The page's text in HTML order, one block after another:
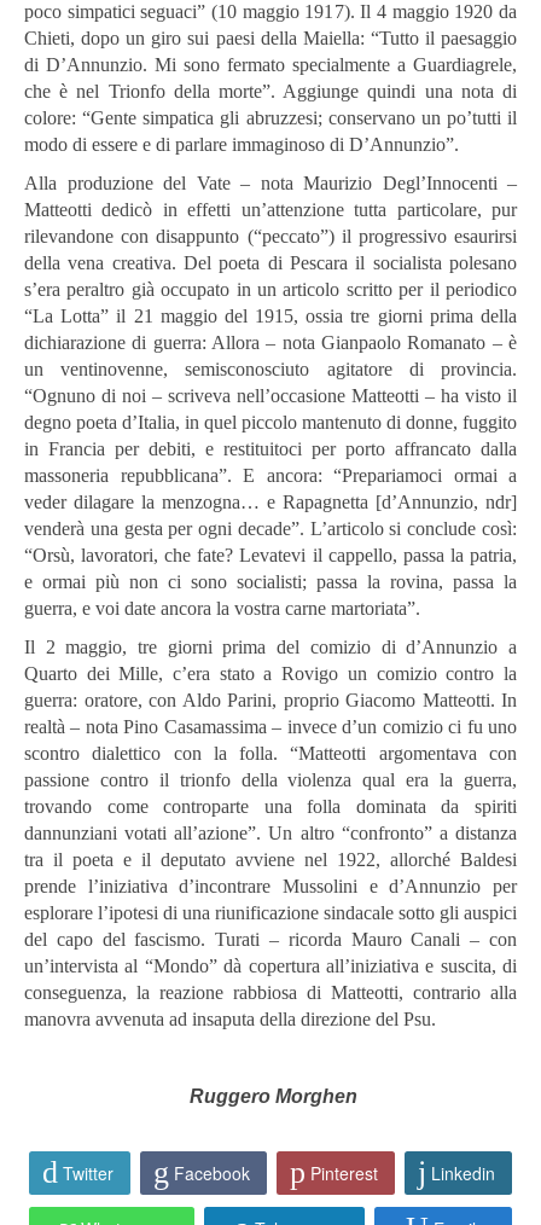
poco simpatici seguaci” (10 maggio 1917). Il 4 maggio 1920 da
Chieti, dopo un giro sui paesi della Maiella: “Tutto il paesaggio
di D’Annunzio. Mi sono fermato specialmente a Guardiagrele,
che è nel Trionfo della morte”. Aggiunge quindi una nota di
colore: “Gente simpatica gli abruzzesi; conservano un po’tutti il
modo di essere e di parlare immaginoso di D’Annunzio”.
Alla produzione del Vate – nota Maurizio Degl’Innocenti –
Matteotti dedicò in effetti un’attenzione tutta particolare, pur
rilevandone con disappunto (“peccato”) il progressivo esaurirsi
della vena creativa. Del poeta di Pescara il socialista polesano
s’era peraltro già occupato in un articolo scritto per il periodico
“La Lotta” il 21 maggio del 1915, ossia tre giorni prima della
dichiarazione di guerra: Allora – nota Gianpaolo Romanato – è
un ventinovenne, semisconosciuto agitatore di provincia.
“Ognuno di noi – scriveva nell’occasione Matteotti – ha visto il
degno poeta d’Italia, in quel piccolo mantenuto di donne, fuggito
in Francia per debiti, e restituitoci per porto affrancato dalla
massoneria repubblicana”. E ancora: “Prepariamoci ormai a
veder dilagare la menzogna… e Rapagnetta [d’Annunzio, ndr]
venderà una gesta per ogni decade”. L’articolo si conclude così:
“Orsù, lavoratori, che fate? Levatevi il cappello, passa la patria,
e ormai più non ci sono socialisti; passa la rovina, passa la
guerra, e voi date ancora la vostra carne martoriata”.
Il 2 maggio, tre giorni prima del comizio di d’Annunzio a
Quarto dei Mille, c’era stato a Rovigo un comizio contro la
guerra: oratore, con Aldo Parini, proprio Giacomo Matteotti. In
realtà – nota Pino Casamassima – invece d’un comizio ci fu uno
scontro dialettico con la folla. “Matteotti argomentava con
passione contro il trionfo della violenza qual era la guerra,
trovando come controparte una folla dominata da spiriti
dannunziani votati all’azione”. Un altro “confronto” a distanza
tra il poeta e il deputato avviene nel 1922, allorché Baldesi
prende l’iniziativa d’incontrare Mussolini e d’Annunzio per
esplorare l’ipotesi di una riunificazione sindacale sotto gli auspici
del capo del fascismo. Turati – ricorda Mauro Canali – con
un’intervista al “Mondo” dà copertura all’iniziativa e suscita, di
conseguenza, la reazione rabbiosa di Matteotti, contrario alla
manovra avvenuta ad insaputa della direzione del Psu.
Ruggero Morghen
Twitter Facebook Pinterest Linkedin